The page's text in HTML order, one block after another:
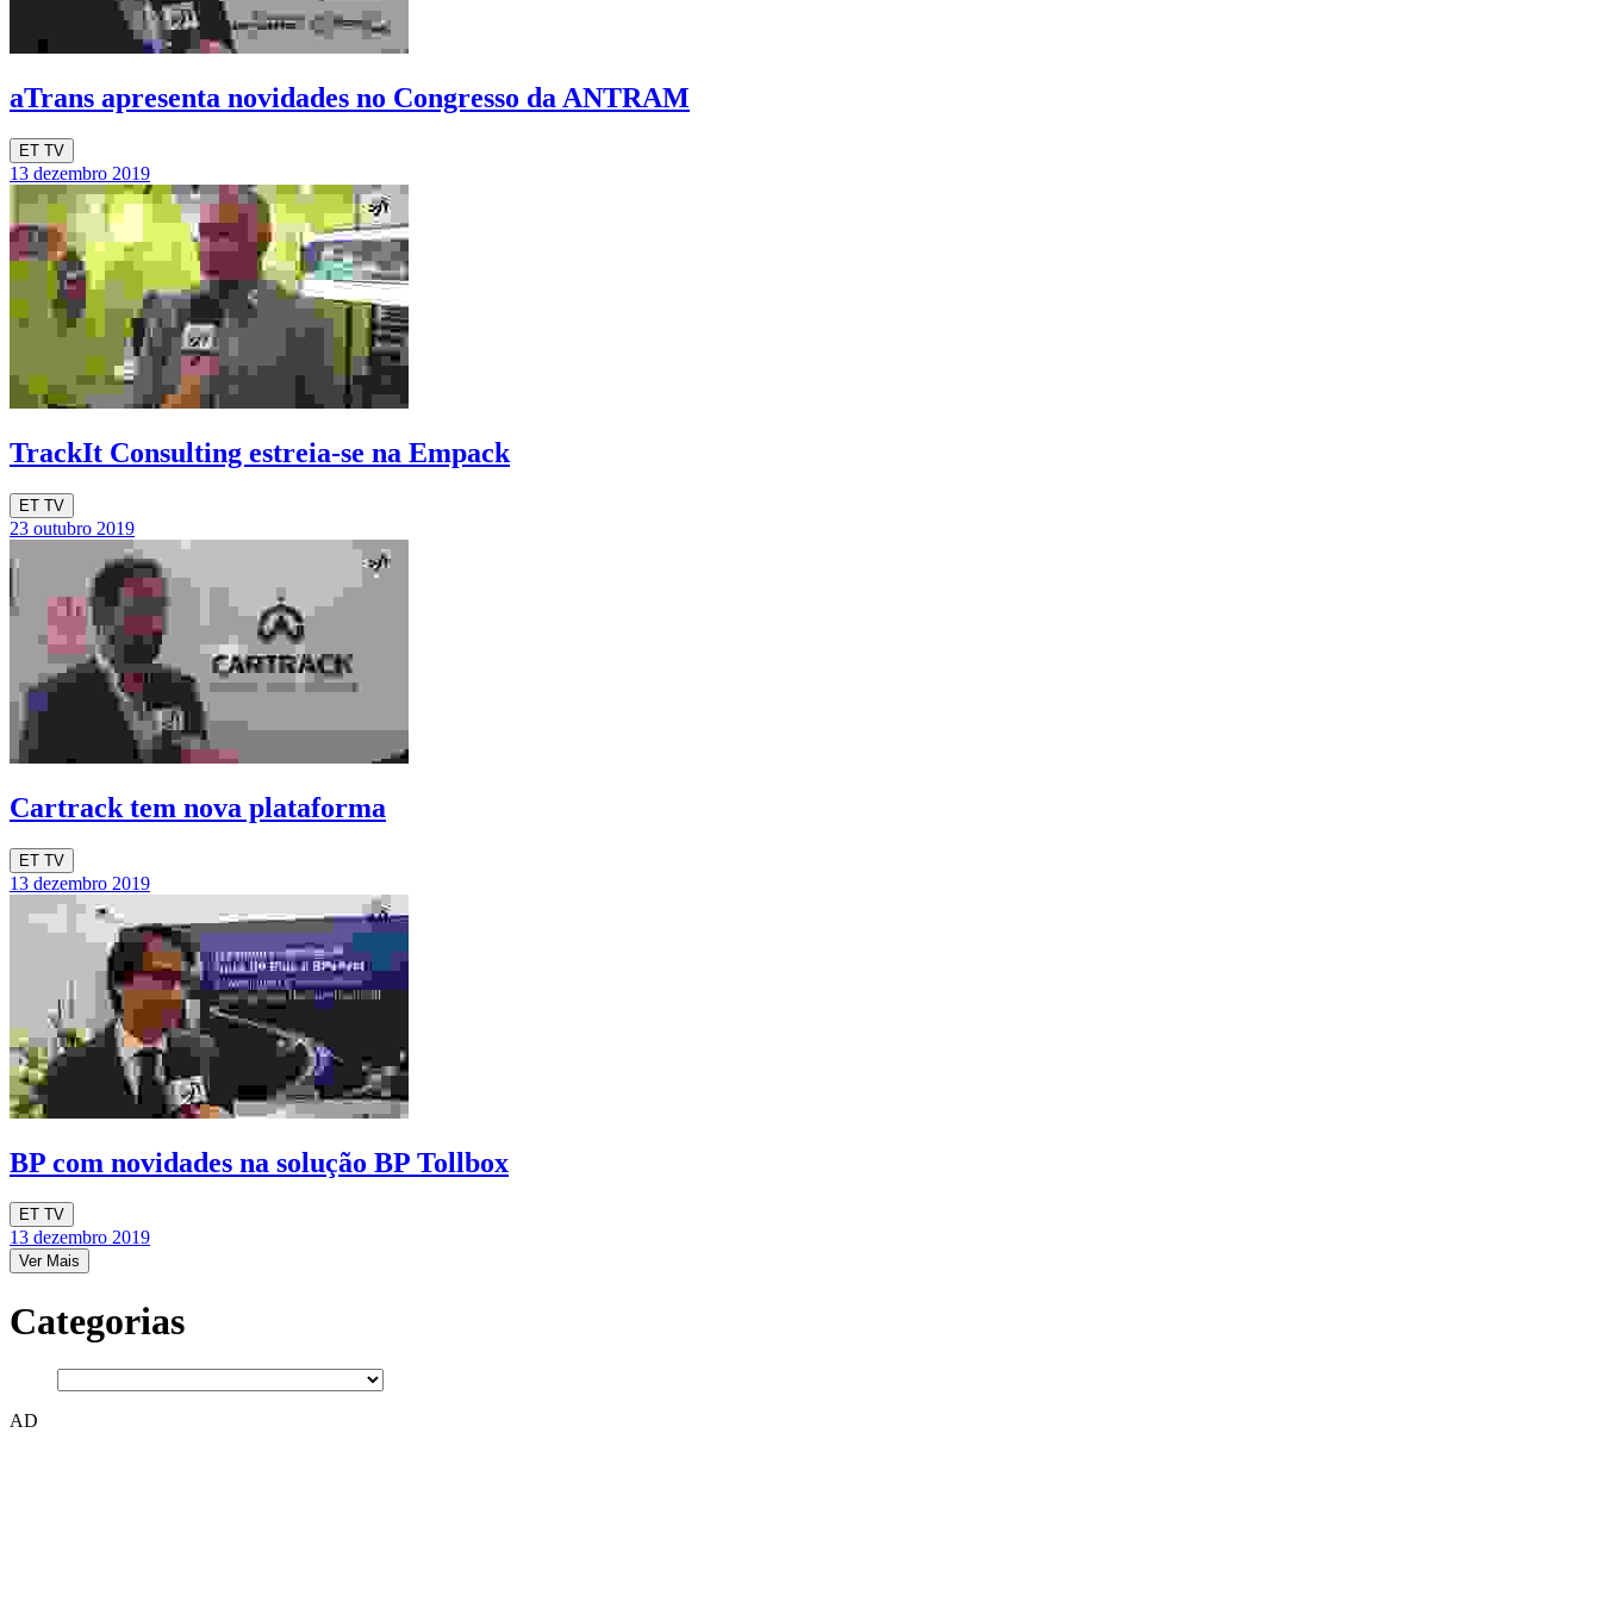
aTrans apresenta novidades no Congresso da ANTRAM
ET TV
13 dezembro 2019
TrackIt Consulting estreia-se na Empack
ET TV
23 outubro 2019
Cartrack tem nova plataforma
ET TV
13 dezembro 2019
BP com novidades na solução BP Tollbox
ET TV
13 dezembro 2019
Ver Mais
Categorias
AD